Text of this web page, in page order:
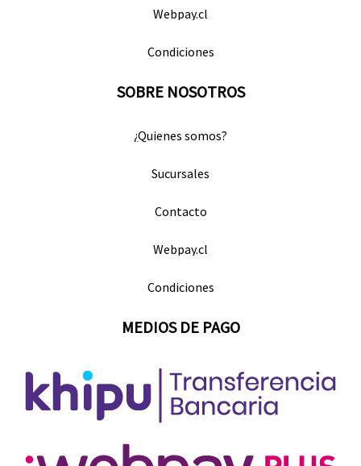
Webpay.cl
Condiciones
SOBRE NOSOTROS
¿Quienes somos?
Sucursales
Contacto
Webpay.cl
Condiciones
MEDIOS DE PAGO